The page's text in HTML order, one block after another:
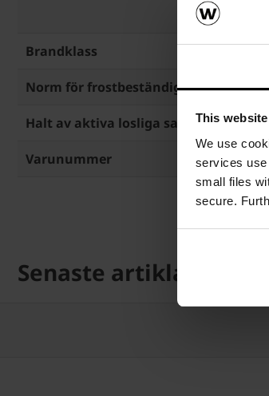
This
We use
services
small files
secure.
Brandklass
Norm för frostbeständighet EN
Halt av aktiva losliga salter EN
Varunummer 62-
Senaste artiklarna